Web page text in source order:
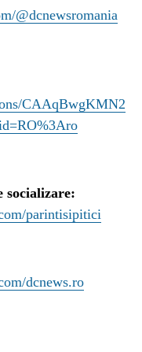
@dcnewsromania
CAAqBwgKMN2
socializare:
parintisipitici
dcnews.ro